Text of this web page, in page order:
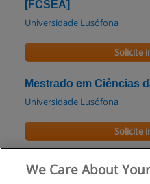
[FCSEA]
Universidade Lusófona
Solicite
Mestrado em Ciências
Universidade Lusófona
Solicite
Mestrado em Ciências
We Care About